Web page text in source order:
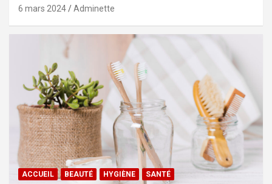
6 mars 2024 Adminette
ACCUEIL BEAUTÉ HYGIÈNE SANTÉ